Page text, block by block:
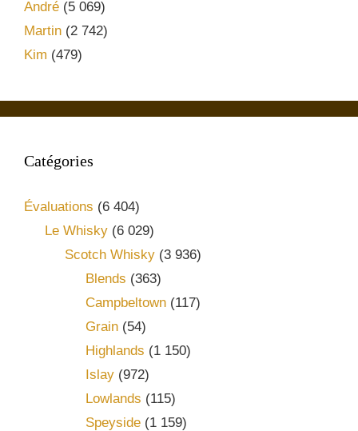
André (5 069)
Martin (2 742)
Kim (479)
Catégories
Évaluations (6 404)
Le Whisky(6 029)
Scotch Whisky (3 936)
Blends (363)
Campbeltown(117)
Grain(54)
Highlands (1 150)
Islay(972)
Lowlands (115)
Speyside(1 159)